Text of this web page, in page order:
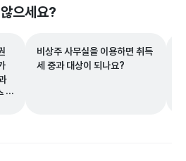
으세요?
있
비상주 사무실을 이용하면 취득
세 중과 대상이 되나요?